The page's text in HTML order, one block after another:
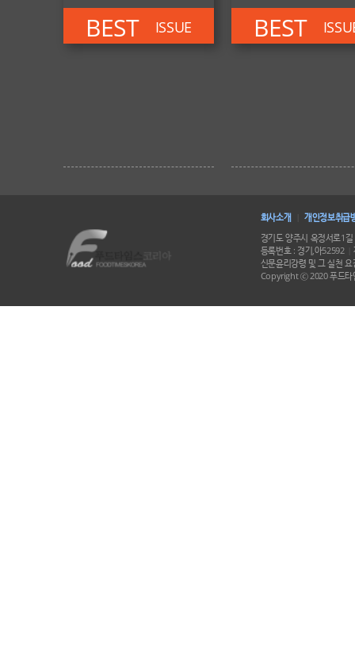
BEST ISSUE BEST
회사소개
개인정보취급
경기도 양주시 옥정서로1
등록번호 : 경기,아52592
신문윤리강령 및 그 실천
Copyright ⓒ 2020 푸드타